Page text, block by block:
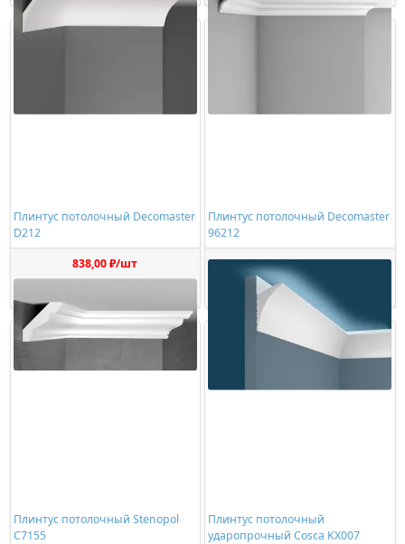
Плинтус потолочный Decomaster
D212
838,00 ₽/шт
Плинтус потолочный Decomaster
96212
2077,00 ₽/шт
Купить
Плинтус потолочный Stenopol
C7155
Плинтус потолочный
ударопрочный Cosca KX007